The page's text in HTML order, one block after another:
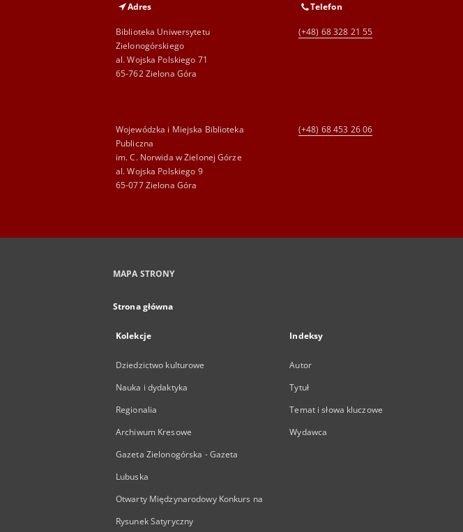
Adres
Biblioteka Uniwersytetu
Zielonogórskiego
al. Wojska Polskiego 71
65-762 Zielona Góra
Telefon
(+48) 68 328 21 55
Wojewódzka i Miejska Biblioteka
Publiczna
im. C. Norwida w Zielonej Górze
al. Wojska Polskiego 9
65-077 Zielona Góra
(+48) 68 453 26 06
MAPA STRONY
Strona główna
Kolekcje
Dziedzictwo kulturowe
Nauka i dydaktyka
Regionalia
Archiwum Kresowe
Gazeta Zielonogórska - Gazeta
Lubuska
Otwarty Międzynarodowy Konkurs na
Rysunek Satyryczny
Indeksy
Autor
Tytuł
Temat i słowa kluczowe
Wydawca